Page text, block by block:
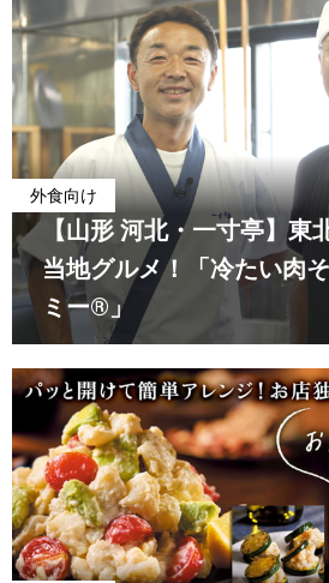
外食向け
【山形 河北・一寸亭】東
当地グルメ！「冷たい肉
ミー®」